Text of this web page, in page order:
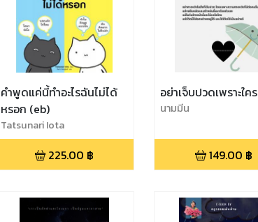
คำพูดแค่นี้ทำอะไรฉันไม่ได้
หรอก (eb)
Tatsunari Iota
225.00 ฿
อย่าเจ็บปวดเพราะใคร
นามมีน
149.00 ฿